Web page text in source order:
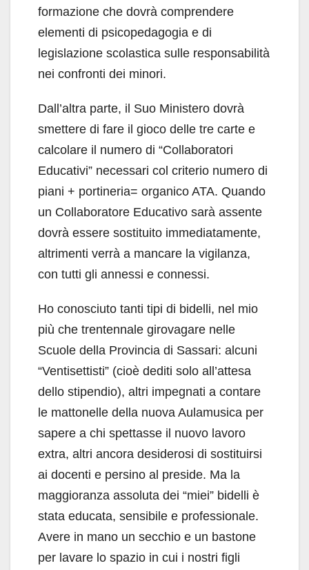
formazione che dovrà comprendere
elementi di psicopedagogia e di
legislazione scolastica sulle responsabilità
nei confronti dei minori.
Dall’altra parte, il Suo Ministero dovrà
smettere di fare il gioco delle tre carte e
calcolare il numero di “Collaboratori
Educativi” necessari col criterio numero di
piani + portineria= organico ATA. Quando
un Collaboratore Educativo sarà assente
dovrà essere sostituito immediatamente,
altrimenti verrà a mancare la vigilanza,
con tutti gli annessi e connessi.
Ho conosciuto tanti tipi di bidelli, nel mio
più che trentennale girovagare nelle
Scuole della Provincia di Sassari: alcuni
“Ventisettisti” (cioè dediti solo all’attesa
dello stipendio), altri impegnati a contare
le mattonelle della nuova Aulamusica per
sapere a chi spettasse il nuovo lavoro
extra, altri ancora desiderosi di sostituirsi
ai docenti e persino al preside. Ma la
maggioranza assoluta dei “miei” bidelli è
stata educata, sensibile e professionale.
Avere in mano un secchio e un bastone
per lavare lo spazio in cui i nostri figli